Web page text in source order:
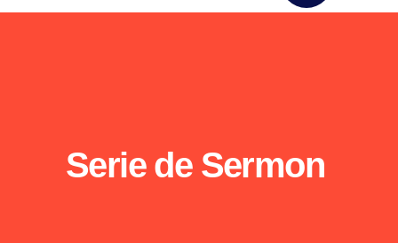
Serie de Sermon